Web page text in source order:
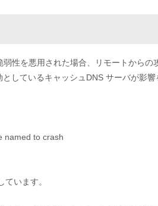
性を悪用された場合、リモートからの
しているキャッシュDNS サーバが影
named to crash
います。